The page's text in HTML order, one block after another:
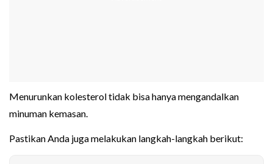
Menurunkan kolesterol tidak bisa hanya mengandalkan
minuman kemasan.
Pastikan Anda juga melakukan langkah-langkah berikut: